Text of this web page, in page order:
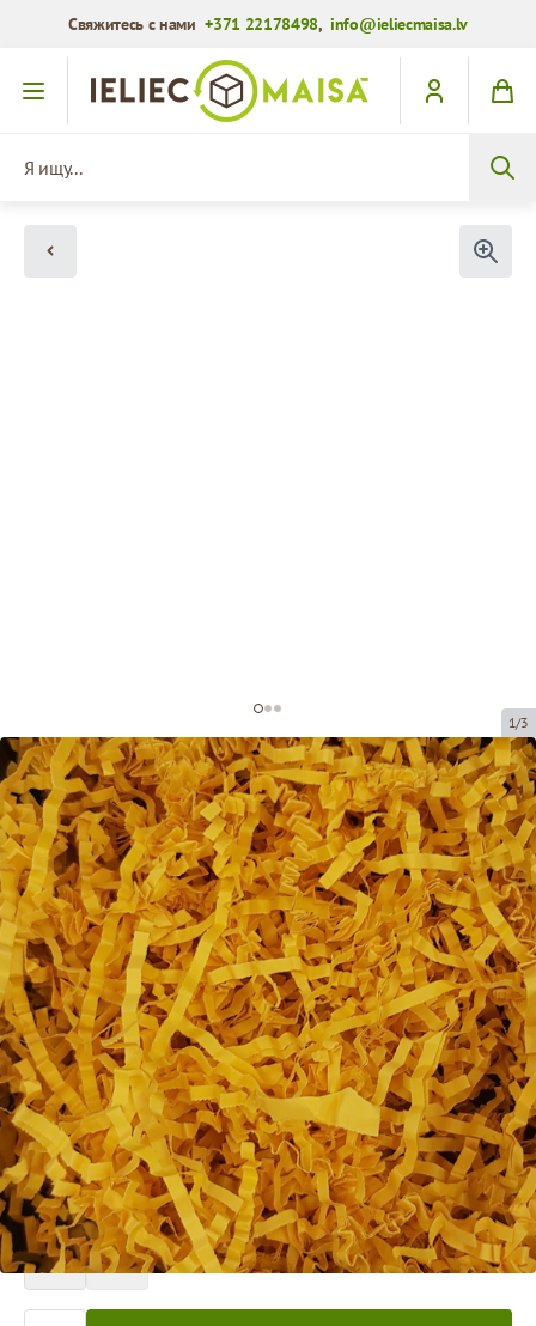
Свяжитесь с нами+371 22178498,info@ieliecmaisa.lv
Перейти к содержимому
1/3
Бумажная стружка для
декорирования
Код товара: DS211
Размер:20 x 20 cm (150 grami)
Материал:бумага, 4 мм
Tовар можно получить в пункте выдачи.
Цена за 1 упаковку
3,21 €
1+ уп.